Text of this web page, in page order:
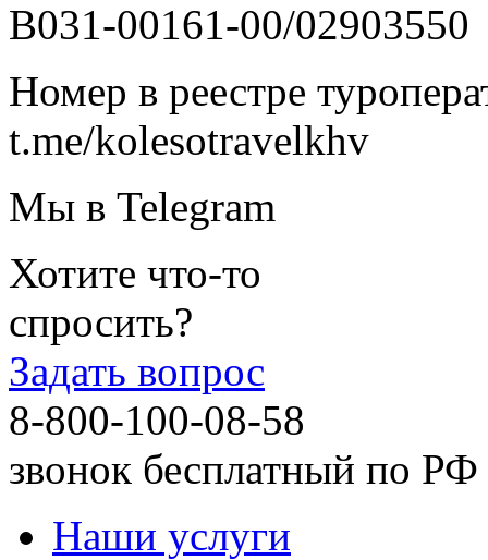
В031-00161-00/02903550
Номер в реестре
t.me/kolesotravelkhv
Мы в Telegram
Хотите что-то
спросить?
Задать вопрос
8-800-100-08-58
звонок бесплатный по РФ
Наши услуги